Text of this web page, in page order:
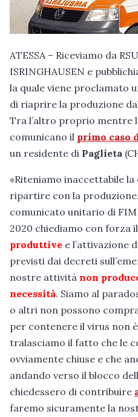
ATESSA – Riceviamo da
ISRINGHAUSEN e
la quale viene proclamato
di riaprire la produzione
Tra l’altro proprio mentre
comunicano il primo caso
un residente di Paglieta
«Riteniamo inaccettabile la
ripartire con la
comunicato unitario di
2020 chiediamo con forza il
produttive e l’attivazione
previsti dai decreti
nostre attività non
necessità. Siamo al
o altri non possono
per contenere il virus non
tralasciamo il fatto che le
ovviamente chiuse e che
andando verso il blocco
chiedessero di contribuire
faremo sicuramente la